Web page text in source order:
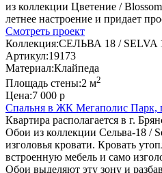
из коллекции Цветение /
летнее настроение и придает
Смотреть проект
Коллекция:СЕЛЬВА 18 / SELVA
Артикул:19173
Материал:Клайпеда
Площадь стены:2 м2
Цена:7 000 р
Спальня в ЖК Мегаполис Парк,
Квартира располагается в г.
Обои из коллекции Сельва-18 /
изголовья кровати. Кровать
встроенную мебель и само
Обои выделяют эту зону и